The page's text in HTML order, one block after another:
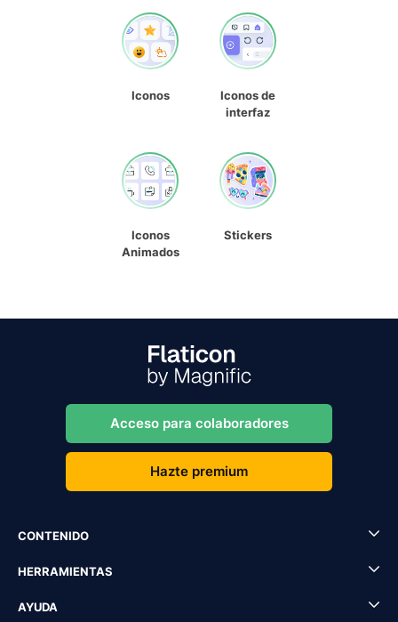
Iconos
Iconos de
interfaz
Iconos
Animados
Stickers
Acceso para colaboradores
Hazte premium
CONTENIDO
HERRAMIENTAS
AYUDA